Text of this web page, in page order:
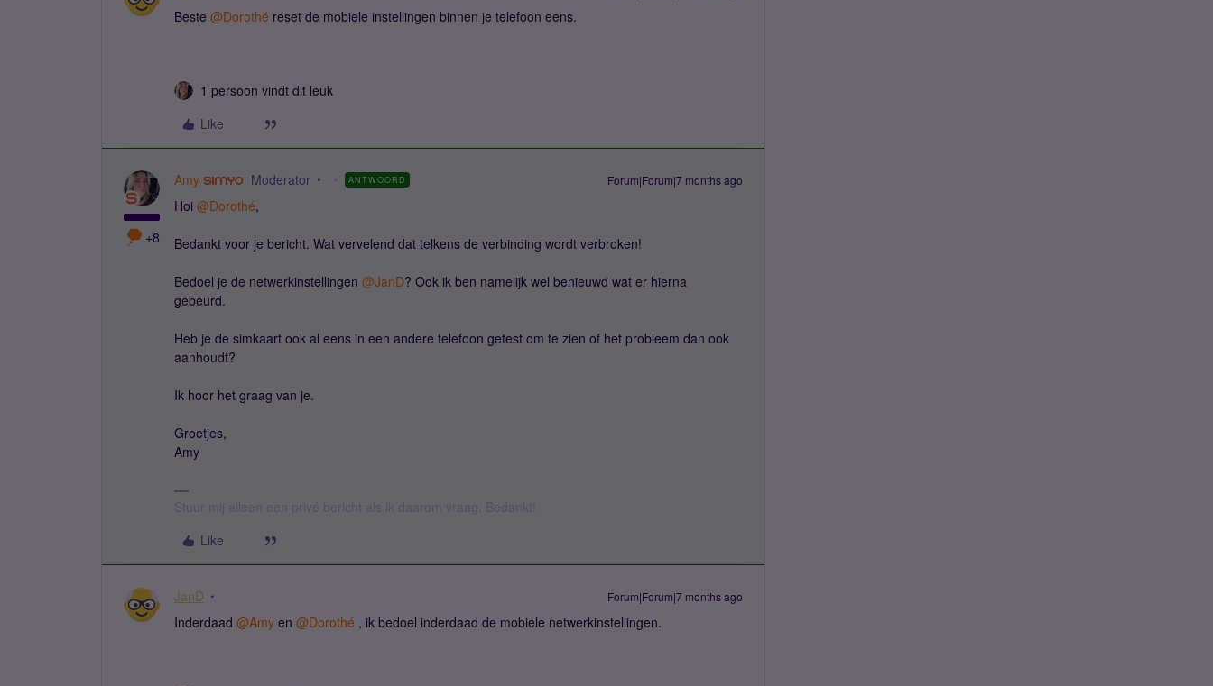
Beste ​ @Dorothé reset de mobiele instellingen binnen je telefoon eens.
1 persoon vindt dit leuk
Like
+8
Amy Moderator ANTWOORD Forum|Forum|7 months ago
Hoi ​ @Dorothé,
Bedankt voor je bericht. Wat vervelend dat telkens de verbinding wordt verbroken!
Bedoel je de netwerkinstellingen ​ @JanD? Ook ik ben namelijk wel benieuwd wat er hierna
gebeurd.
Heb je de simkaart ook al eens in een andere telefoon getest om te zien of het probleem dan ook
aanhoudt?
Ik hoor het graag van je.
Groetjes,
Amy
Like
JanD Forum|Forum|7 months ago
Inderdaad ​ @Amy en ​ @Dorothé , ik bedoel inderdaad de mobiele netwerkinstellingen.